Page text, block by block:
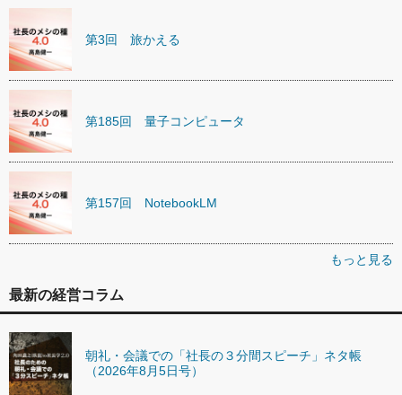
第3回 旅かえる
第185回 量子コンピュータ
第157回 NotebookLM
もっと見る
最新の経営コラム
朝礼・会議での「社長の３分間スピーチ」ネタ帳
（2026年8月5日号）